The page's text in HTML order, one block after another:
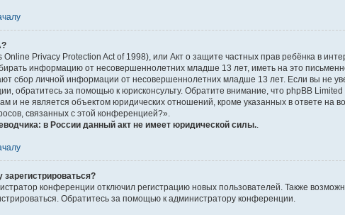
Online Privacy Protection Act of 1998), или Акт о защите частных прав ребёнка в
информацию от несовершеннолетних младше 13 лет, иметь на это
сбор личной информации от несовершеннолетних младше 13 лет. Если вы не
обратитесь за помощью к юрисконсульту. Обратите внимание, что phpBB
и не является объектом юридических отношений, кроме указанных в ответе на
связанных с этой конференцией?».
в России данный акт не имеет юридической силы.
конференции отключил регистрацию новых пользователей. Также
Обратитесь за помощью к администратору конференции.